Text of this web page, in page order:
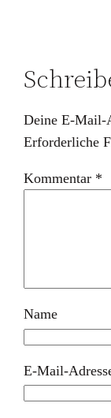
Deine E-Mail-
Erforderliche
Kommentar *
Name
E-Mail-